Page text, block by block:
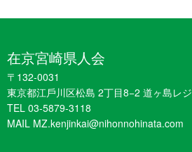
在京宮崎県人会
〒132-0031
東京都江戶川区松島 2丁目8−2 道ヶ島レ
TEL 03-5879-3118
MAIL MZ.kenjinkai@nihonnohinata.com